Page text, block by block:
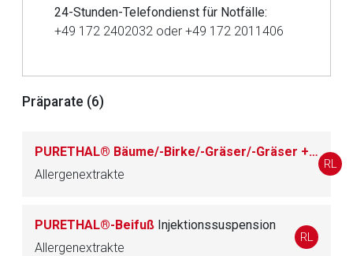
24-Stunden-Telefondienst für Notfälle:
+49 172 2402032 oder +49 172 2011406
Präparate (6)
PURETHAL® Bäume/-Birke/-Gräser/-Gräser + Bäume/-Gräser + Birke/-Gräser + Getreide
Allergenextrakte
RL
PURETHAL®-Beifuß Injektionssuspension
Allergenextrakte
RL
Der von Ihnen aufgerufene Link öffnet eine externe Web-